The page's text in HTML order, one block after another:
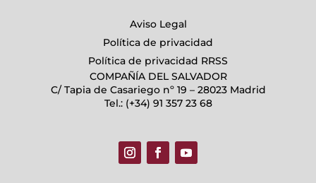
Aviso Legal
Política de privacidad
Política de privacidad RRSS
COMPAÑÍA DEL SALVADOR
C/ Tapia de Casariego nº 19 – 28023 Madrid
Tel.: (+34) 91 357 23 68